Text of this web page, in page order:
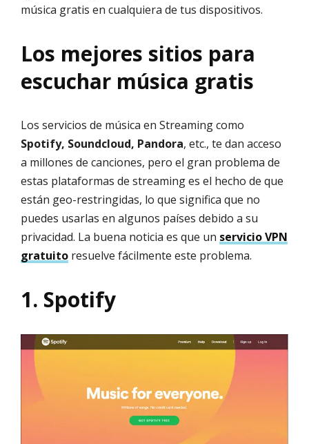
música gratis en cualquiera de tus dispositivos.
Los mejores sitios para
escuchar música gratis
Los servicios de música en Streaming como
Spotify, Soundcloud, Pandora, etc., te dan acceso
a millones de canciones, pero el gran problema de
estas plataformas de streaming es el hecho de que
están geo-restringidas, lo que significa que no
puedes usarlas en algunos países debido a su
privacidad. La buena noticia es que un servicio VPN
gratuito resuelve fácilmente este problema.
1. Spotify